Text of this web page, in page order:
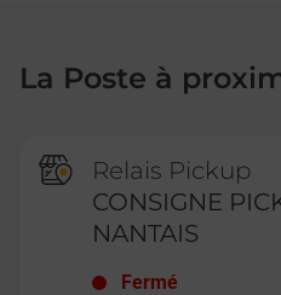
La Poste à
Relais Pickup
CONSIGNE
NANTAIS
Fermé